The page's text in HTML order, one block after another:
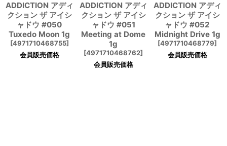
ADDICTION アディ
クション ザ アイシ
ャドウ #050
Tuxedo Moon 1g
[4971710468755]
会員販売価格
ADDICTION アディ
クション ザ アイシ
ャドウ #051
Meeting at Dome
1g
[4971710468762]
会員販売価格
ADDICTION アディ
クション ザ アイシ
ャドウ #052
Midnight Drive 1g
[4971710468779]
会員販売価格